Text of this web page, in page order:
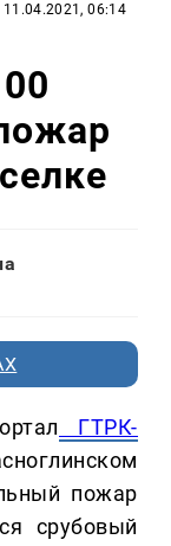
11.04.2021, 06:14
ГТРК-
пожар
срубовый